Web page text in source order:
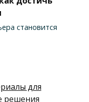
становится